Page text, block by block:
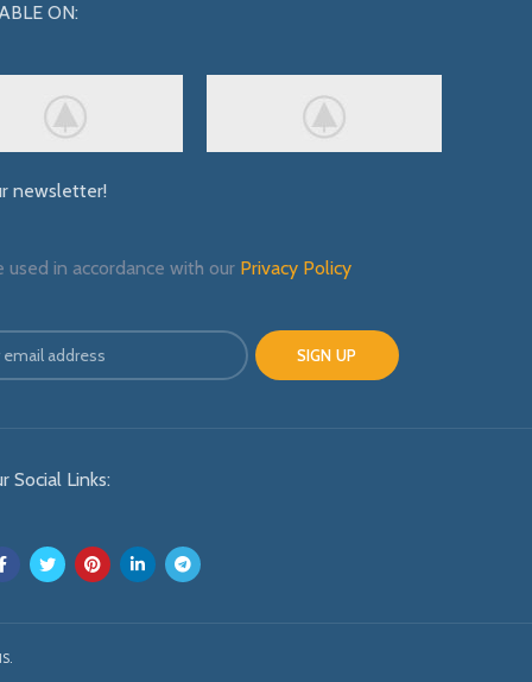
ON:
newsletter!
used in accordance with our Privacy Policy
Social Links: